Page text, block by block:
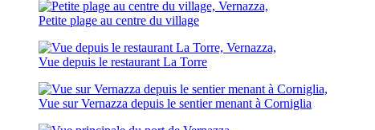
Petite plage au centre du village
Vue depuis le restaurant La Torre
Vue sur Vernazza depuis le sentier menant à Corniglia